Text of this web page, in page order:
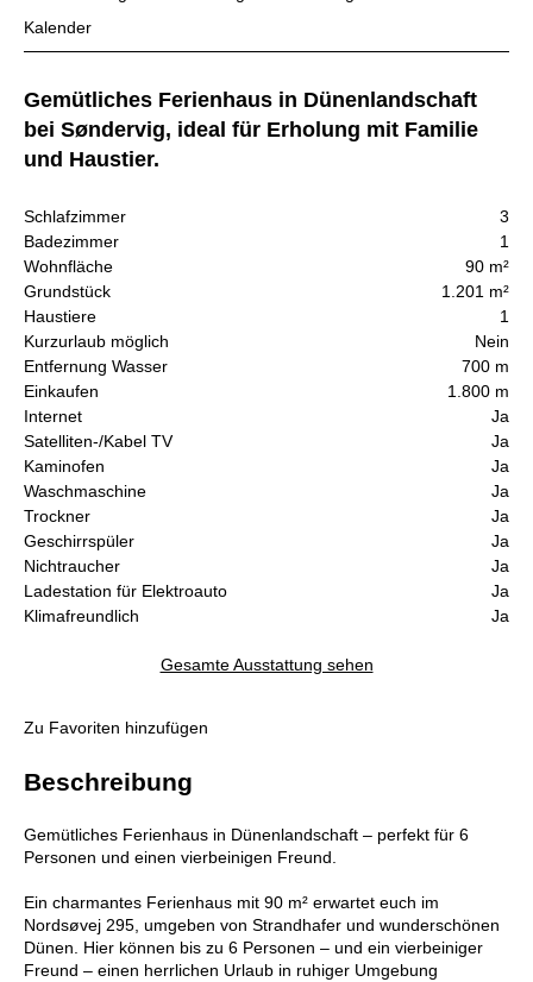
Kalender
Gemütliches Ferienhaus in Dünenlandschaft
bei Søndervig, ideal für Erholung mit Familie
und Haustier.
Schlafzimmer
3
Badezimmer
1
Wohnfläche
90 m²
Grundstück
1.201 m²
Haustiere
1
Kurzurlaub möglich
Nein
Entfernung Wasser
700 m
Einkaufen
1.800 m
Internet
Ja
Satelliten-/Kabel TV
Ja
Kaminofen
Ja
Waschmaschine
Ja
Trockner
Ja
Geschirrspüler
Ja
Nichtraucher
Ja
Ladestation für Elektroauto
Ja
Klimafreundlich
Ja
Gesamte Ausstattung sehen
Zu Favoriten hinzufügen
Beschreibung
Gemütliches Ferienhaus in Dünenlandschaft – perfekt für 6
Personen und einen vierbeinigen Freund.
Ein charmantes Ferienhaus mit 90 m² erwartet euch im
Nordsøvej 295, umgeben von Strandhafer und wunderschönen
Dünen. Hier können bis zu 6 Personen – und ein vierbeiniger
Freund – einen herrlichen Urlaub in ruhiger Umgebung